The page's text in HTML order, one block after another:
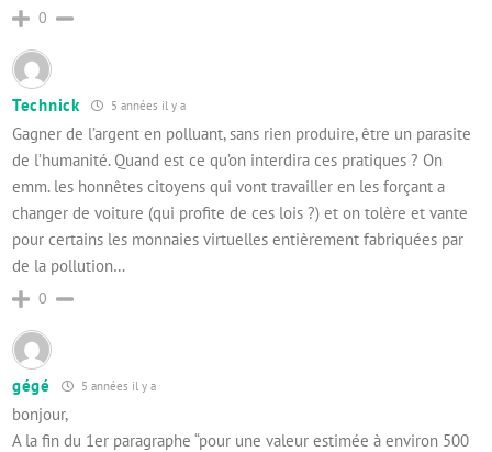
0
Technick 5 années il y a
Gagner de l’argent en polluant, sans rien produire, être un parasite
de l’humanité. Quand est ce qu’on interdira ces pratiques ? On
emm. les honnêtes citoyens qui vont travailler en les forçant a
changer de voiture (qui profite de ces lois ?) et on tolère et vante
pour certains les monnaies virtuelles entièrement fabriquées par
de la pollution…
0
gégé 5 années il y a
bonjour,
A la fin du 1er paragraphe “pour une valeur estimée à environ 500